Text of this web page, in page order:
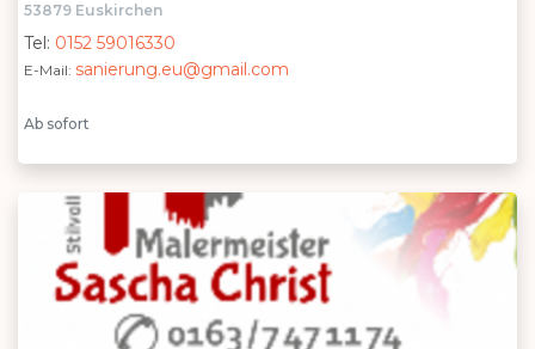
53879 Euskirchen
Tel: 0152 59016330
E-Mail: sanierung.eu@gmail.com
Ab sofort